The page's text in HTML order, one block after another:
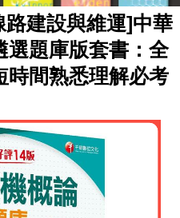
建設與維運]中華
選題庫版套書：全
時間熟悉理解必考